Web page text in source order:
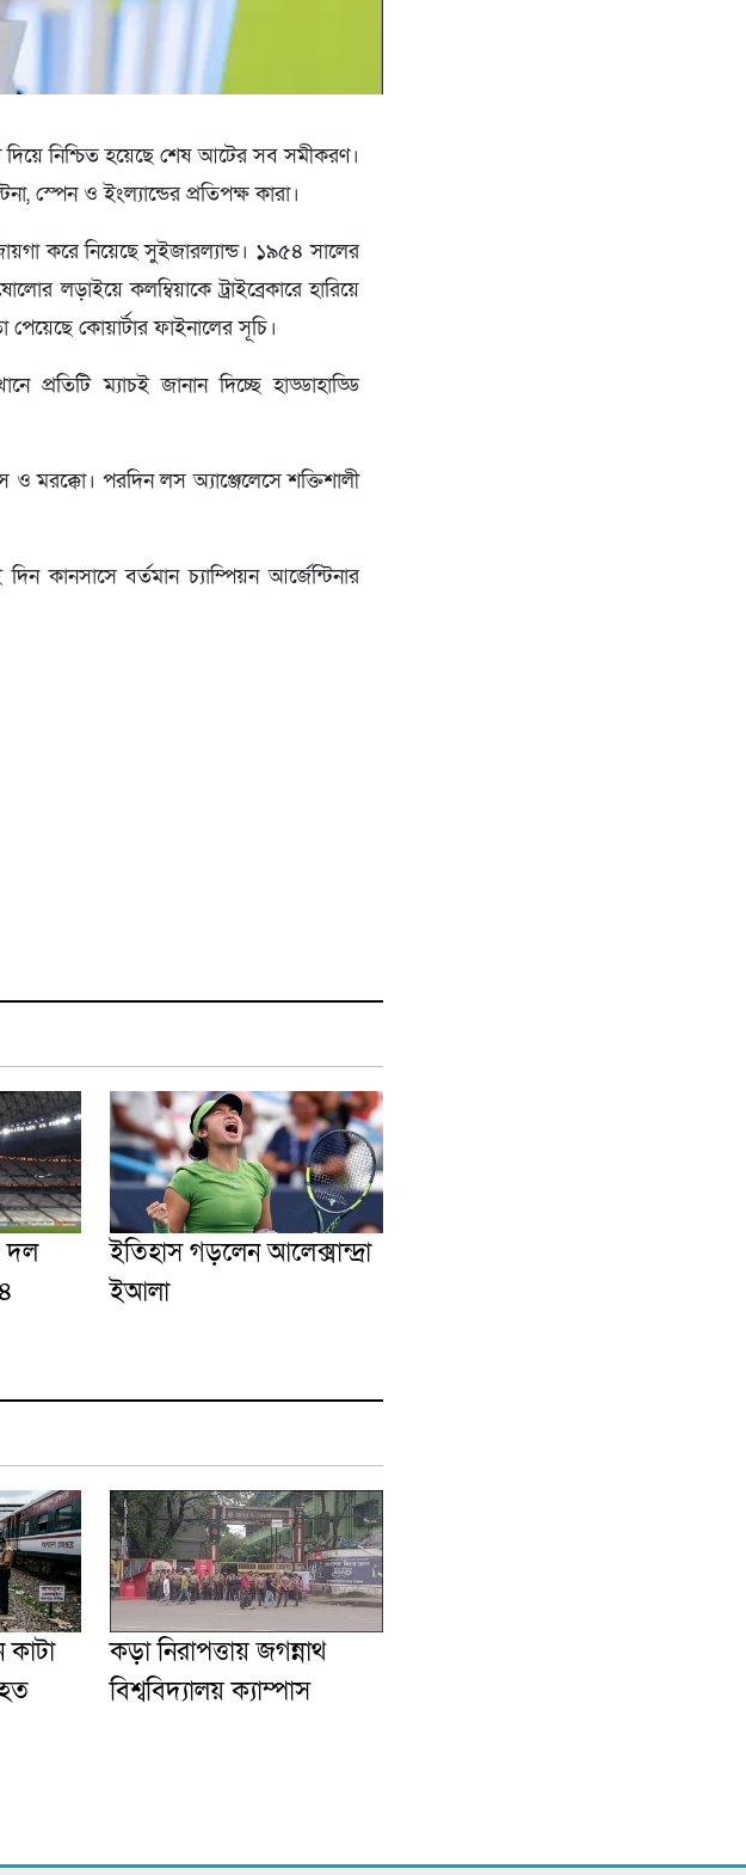
দিয়ে নিশ্চিত হয়েছে শেষ আটের সব সমীকরণ।
স্পেন ও ইংল্যান্ডের প্রতিপক্ষ কারা।
করে নিয়েছে সুইজারল্যান্ড। ১৯৫৪ সালের
লড়াইয়ে কলম্বিয়াকে ট্রাইব্রেকারে হারিয়ে
কোয়ার্টার ফাইনালের সূচি।
ম্যাচই জানান দিচ্ছে হাড্ডাহাড্ডি
ও মরক্কো। পরদিন লস অ্যাঞ্জেলেসে শক্তিশালী
কানসাসে বর্তমান চ্যাম্পিয়ন আর্জেন্টিনার
দল
ইতিহাস গড়লেন আলেক্সান্দ্রা
ইআলা
কাটা
কড়া নিরাপত্তায় জগন্নাথ
বিশ্ববিদ্যালয় ক্যাম্পাস